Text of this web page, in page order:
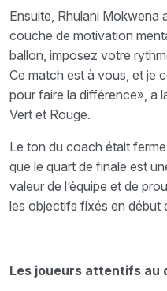
Ensuite, Rhulani Mokwena
couche de motivation
ballon, imposez votre
Ce match est à vous, et je
pour faire la différence», a
Vert et Rouge.
Le ton du coach était
que le quart de finale est
valeur de l’équipe et de
les objectifs fixés en début
Les joueurs attentifs au